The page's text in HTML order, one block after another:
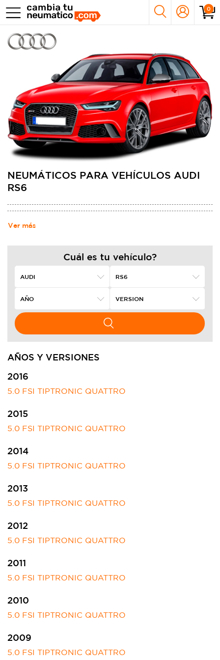
0
NEUMÁTICOS PARA VEHÍCULOS AUDI
RS6
Ver más
Cuál es tu vehículo?
AÑOS Y VERSIONES
2016
5.0 FSI TIPTRONIC QUATTRO
2015
5.0 FSI TIPTRONIC QUATTRO
2014
5.0 FSI TIPTRONIC QUATTRO
2013
5.0 FSI TIPTRONIC QUATTRO
2012
5.0 FSI TIPTRONIC QUATTRO
2011
5.0 FSI TIPTRONIC QUATTRO
2010
5.0 FSI TIPTRONIC QUATTRO
2009
5.0 FSI TIPTRONIC QUATTRO